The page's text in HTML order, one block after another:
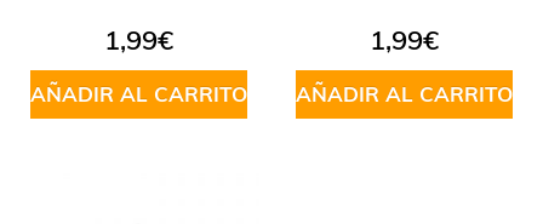
1,99€
AÑADIR AL CARRITO
1,99€
AÑADIR AL CARRITO